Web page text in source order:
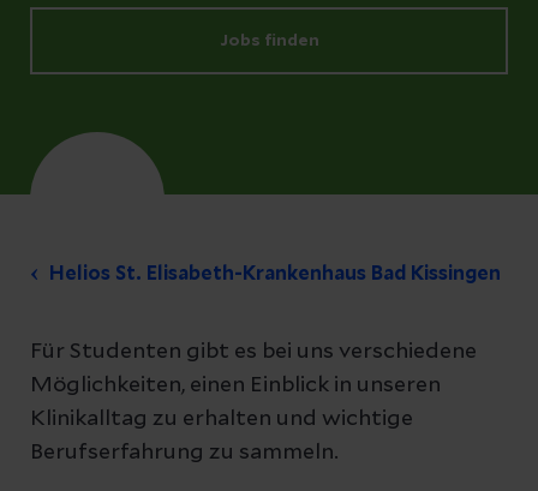
Jobs finden
Helios St. Elisabeth-Krankenhaus Bad Kissingen
Für Studenten gibt es bei uns verschiedene
Möglichkeiten, einen Einblick in unseren
Klinikalltag zu erhalten und wichtige
Berufserfahrung zu sammeln.